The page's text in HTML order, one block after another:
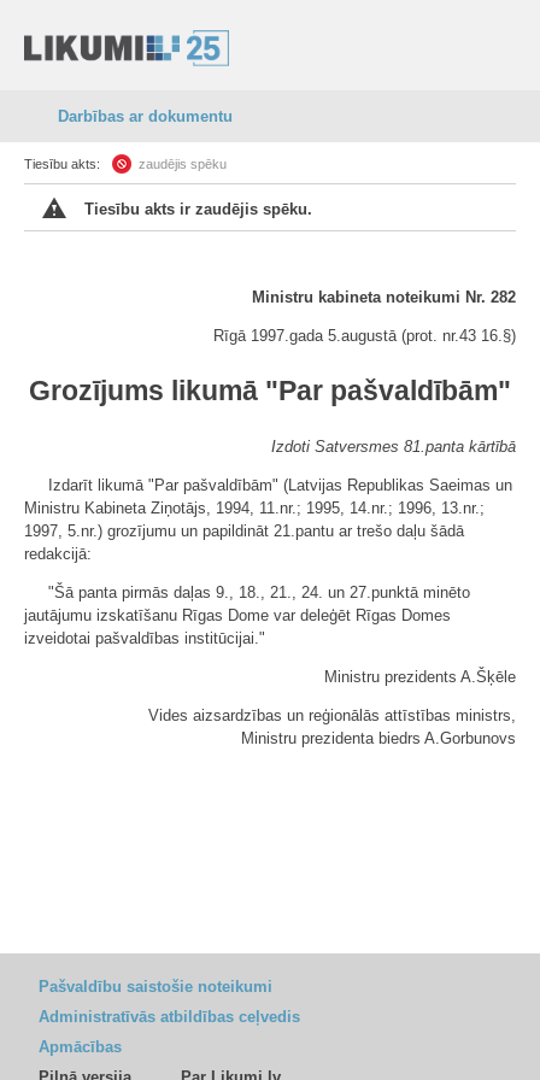
Darbības ar dokumentu
Tiesību akts: zaudējis spēku
Tiesību akts ir zaudējis spēku.
Ministru kabineta noteikumi Nr. 282
Rīgā 1997.gada 5.augustā (prot. nr.43 16.§)
Grozījums likumā "Par pašvaldībām"
Izdoti Satversmes 81.panta kārtībā
Izdarīt likumā "Par pašvaldībām" (Latvijas Republikas Saeimas un
Ministru Kabineta Ziņotājs, 1994, 11.nr.; 1995, 14.nr.; 1996, 13.nr.;
1997, 5.nr.) grozījumu un papildināt 21.pantu ar trešo daļu šādā
redakcijā:
"Šā panta pirmās daļas 9., 18., 21., 24. un 27.punktā minēto
jautājumu izskatīšanu Rīgas Dome var deleģēt Rīgas Domes
izveidotai pašvaldības institūcijai."
Ministru prezidents A.Šķēle
Vides aizsardzības un reģionālās attīstības ministrs,
Ministru prezidenta biedrs A.Gorbunovs
Pašvaldību saistošie noteikumi
Administratīvās atbildības ceļvedis
Apmācības